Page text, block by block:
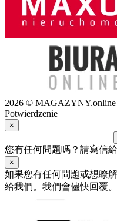
2026 © MAGAZYNY.online
Potwierdzenie
×
您有任何問題嗎？請寫信
×
如果您有任何問題或想瞭
給我們。我們會儘快回覆。